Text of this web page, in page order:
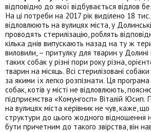
відповідно до якої відбувається відлов
На ці потреби на 2017 рік виділено 18
відловлюють на вулицях міста, у
проводять стерилізацію, роблять
кілька днів випускають назад на ту ж
виловили, – притулку для тварин у Долині
таких собак у різні пори року різна,
тварин на місяць. Всі стерилізовані
за якими їх легко розпізнати. Ця
собак, котів у місті не відловлюють,
підприємства «Комунгосп» Віталій
на вулицях міста керівник не чув, каже, що
структури до цього жодного
бути причетним до такого звірства, він